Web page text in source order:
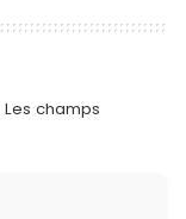
Les champs